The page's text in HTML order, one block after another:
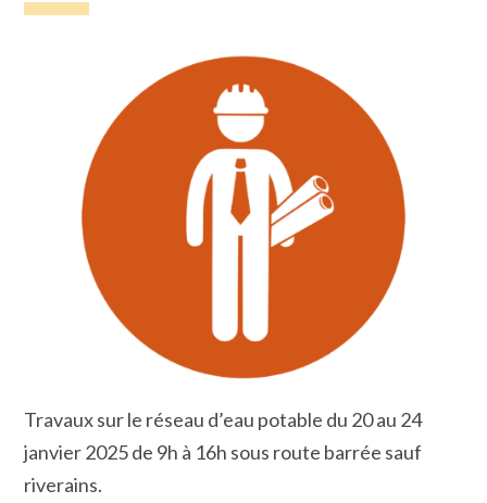
Travaux sur le réseau d’eau potable du 20 au 24
janvier 2025 de 9h à 16h sous route barrée sauf
riverains.